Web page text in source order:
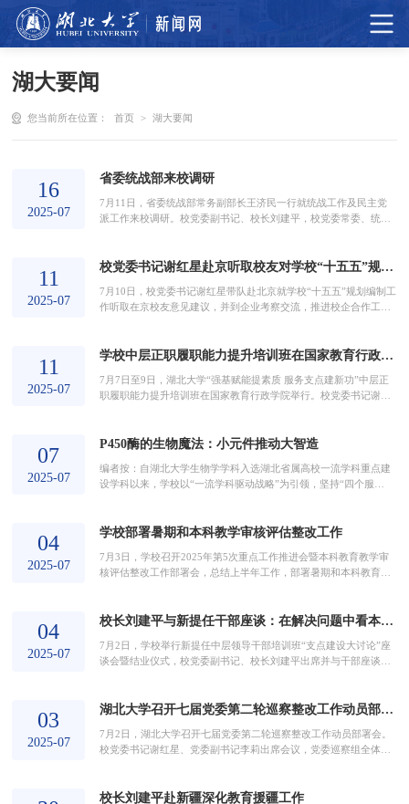
湖大要闻
您当前所在位置： 首页 > 湖大要闻
16
2025-07
省委统战部来校调研
7月11日，省委统战部常务副部长王济民一行就统战工作及民主党
派工作来校调研。校党委副书记、校长刘建平，校党委常委、统战
直以来的关心支持表示感谢，并简要介绍学校近年来改革发展情
平总书记关于做好新时代党的统一战线工作的重要思想，切...
11
2025-07
校党委书记谢红星赴京听取校友对学校“十五五”规划意见建议并推进校企合作
7月10日，校党委书记谢红星带队赴北京就学校“十五五”规划编制工
作听取在京校友意见建议，并到企业考察交流，推进校企合作工
展规划处汇报学校发展近况及“十五五”规划编制情况，中国新闻文
座谈会由北京校友会会长叶海涛主持。深圳理工大学合...
11
2025-07
学校中层正职履职能力提升培训班在国家教育行政学院举行
7月7日至9日，湖北大学“强基赋能提素质 服务支点建新功”中层正
职履职能力提升培训班在国家教育行政学院举行。校党委书记谢红
副院长陈睿主持开班式并致辞。刘建平作动员讲话。在3天的培训期
题报告、现场教学、专题研讨等教学活动。北京物...
07
2025-07
P450酶的生物魔法：小元件推动大智造
编者按：自湖北大学生物学学科入选湖北省属高校一流学科重点建
设学科以来，学校以“一流学科驱动战略”为引领，坚持“四个服
生物学一流学科建设取得显著进步。在“双一流”建设的冲刺时刻，
大故事”，与创新者同行，为奋斗者加油！首篇...
04
2025-07
学校部署暑期和本科教学审核评估整改工作
7月3日，学校召开2025年第5次重点工作推进会暨本科教育教学审
核评估整改工作部署会，总结上半年工作，部署暑期和本科教育教
参加会议。校党委常委章天金主持会议。会上，学科建设与发展规
技术发展研究院等部门，分别汇报了上半年有关工作完成...
04
2025-07
校长刘建平与新提任干部座谈：在解决问题中看本事见真章
7月2日，学校举行新提任中层领导干部培训班“支点建设大讨论”座
谈会暨结业仪式，校党委副书记、校长刘建平出席并与干部座谈，
成的实绩实效加快学校改革发展步伐，为湖北支点建设作出更大贡
深化实施“新时代干部素质能力提升工程”，组织...
03
2025-07
湖北大学召开七届党委第二轮巡察整改工作动员部署会
7月2日，湖北大学召开七届党委第二轮巡察整改工作动员部署会。
校党委书记谢红星、党委副书记李莉出席会议，党委巡察组全体成
组组长，校党委常委、纪委书记吴明新主持会议。会议通报了七届
校长刘建平赴新疆深化教育援疆工作